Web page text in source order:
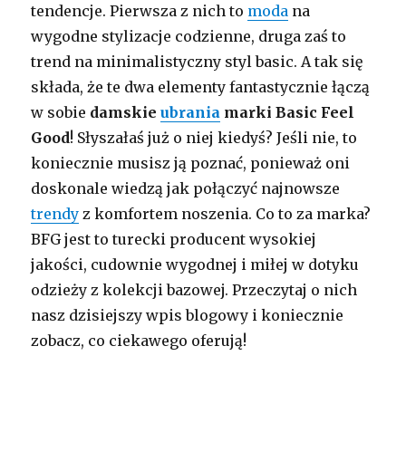
tendencje. Pierwsza z nich to moda na
wygodne stylizacje codzienne, druga zaś to
trend na minimalistyczny styl basic. A tak się
składa, że te dwa elementy fantastycznie łączą
w sobie damskieubrania markiBasic Feel
Good! Słyszałaś już o niej kiedyś? Jeśli nie, to
koniecznie musisz ją poznać, ponieważ oni
doskonale wiedzą jak połączyć najnowsze
trendy z komfortem noszenia. Co to za marka?
BFG jest to turecki producent wysokiej
jakości, cudownie wygodnej i miłej w dotyku
odzieży z kolekcji bazowej. Przeczytaj o nich
nasz dzisiejszy wpis blogowy i koniecznie
zobacz, co ciekawego oferują!